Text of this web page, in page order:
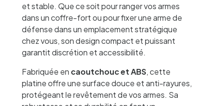
et stable. Que ce soit pour ranger vos armes
dans un coffre-fort ou pour fixer une arme de
défense dans un emplacement stratégique
chez vous, son design compact et puissant
garantit discrétion et accessibilité.
Fabriquée en caoutchouc et ABS, cette
platine offre une surface douce et anti-rayures,
protégeant le revêtement de vos armes. Sa